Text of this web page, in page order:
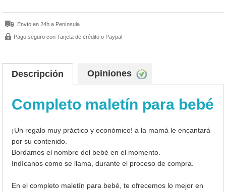
Envío en 24h a Península
Pago seguro con Tarjeta de crédito o Paypal
Descripción Opiniones
Completo maletín para bebé
¡Un regalo muy práctico y económico! a la mamá le encantará
por su contenido.
Bordamos el nombre del bebé en el momento.
Indícanos como se llama, durante el proceso de compra.
En el completo maletín para bebé, te ofrecemos lo mejor en